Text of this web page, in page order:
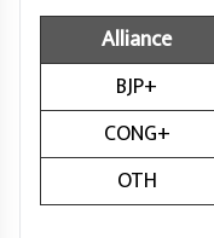
Alliance
BJP+
CONG+
OTH